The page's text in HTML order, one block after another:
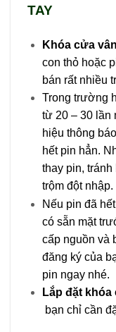
TAY
Khóacửa vân
con thỏ hoặc
bán rất nhiều
Trong trường
từ 20 – 30 lần
hiệu thông
hết pin hẳn.
thay pin,
trộm đột nhập.
Nếu pin đã
có sẵn mặt
cấp nguồn và
đăng ký của
pin ngay nhé.
Lắp đặt
bạn chỉ cần